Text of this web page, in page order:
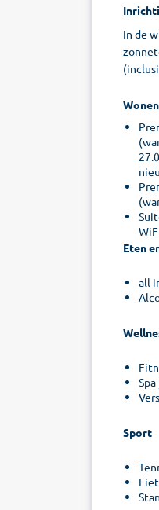
In de
Wonen
Eten
all
Sport